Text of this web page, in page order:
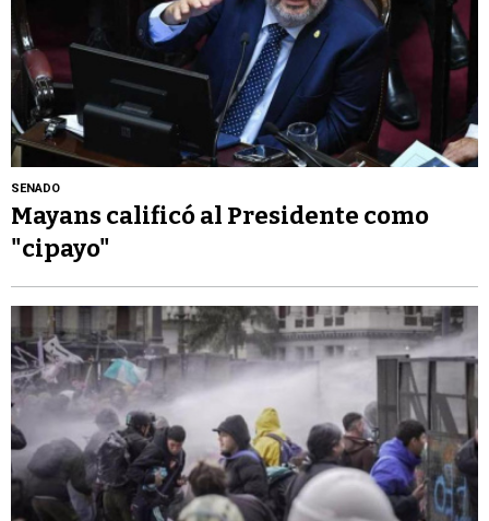
SENADO
Mayans calificó al Presidente como
"cipayo"